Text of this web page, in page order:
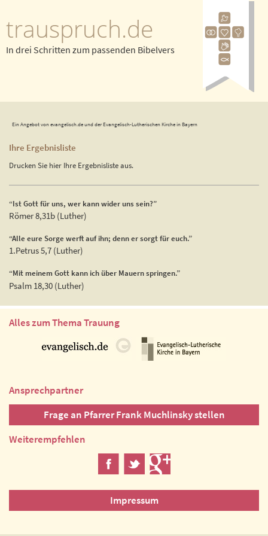
trauspruch.de
In drei Schritten zum passenden Bibelvers
Ein Angebot von evangelisch.de und der Evangelisch-Lutherischen Kirche in Bayern
Ihre Ergebnisliste
Drucken Sie hier Ihre Ergebnisliste aus.
“Ist Gott für uns, wer kann wider uns sein?”
Römer 8,31b (Luther)
“Alle eure Sorge werft auf ihn; denn er sorgt für euch.”
1.Petrus 5,7 (Luther)
“Mit meinem Gott kann ich über Mauern springen.”
Psalm 18,30 (Luther)
Alles zum Thema Trauung
Ansprechpartner
Frage an Pfarrer Frank Muchlinsky stellen
Weiterempfehlen
Impressum